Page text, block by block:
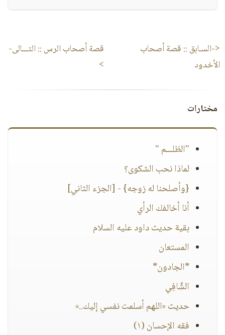
<-السـابق :: قصة أصحاب
الأخدود
قصة أصحاب الرس :: التـــالى-
>
مختارات
"الظلـــم "
لماذا نحب الشكوى؟
{وأصلحنا له زوجه} - [الجزء الثاني]
أنا أخالفك الرأي
بقية حديث داود عليه السلام
المستعان
*الجادون*
الشَّافِي
حديث «اللهم أسلمت نفسي إليك..»
فقه الإحسان (١)